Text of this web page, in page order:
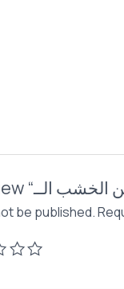
be published.